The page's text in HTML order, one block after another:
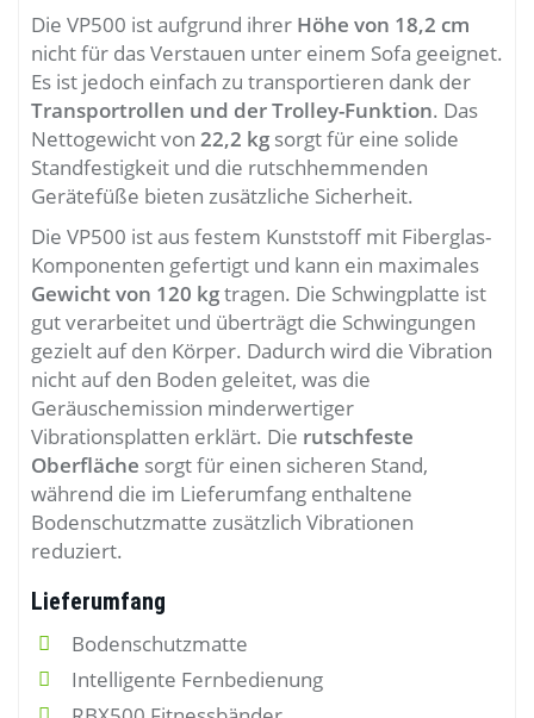
Die VP500 ist aufgrund ihrer Höhe von 18,2 cm
nicht für das Verstauen unter einem Sofa geeignet.
Es ist jedoch einfach zu transportieren dank der
Transportrollen und der Trolley-Funktion. Das
Nettogewicht von 22,2 kg sorgt für eine solide
Standfestigkeit und die rutschhemmenden
Gerätefüße bieten zusätzliche Sicherheit.
Die VP500 ist aus festem Kunststoff mit Fiberglas-
Komponenten gefertigt und kann ein maximales
Gewicht von 120 kgtragen. Die Schwingplatte ist
gut verarbeitet und überträgt die Schwingungen
gezielt auf den Körper. Dadurch wird die Vibration
nicht auf den Boden geleitet, was die
Geräuschemission minderwertiger
Vibrationsplatten erklärt. Die rutschfeste
Oberfläche sorgt für einen sicheren Stand,
während die im Lieferumfang enthaltene
Bodenschutzmatte zusätzlich Vibrationen
reduziert.
Lieferumfang
Bodenschutzmatte
Intelligente Fernbedienung